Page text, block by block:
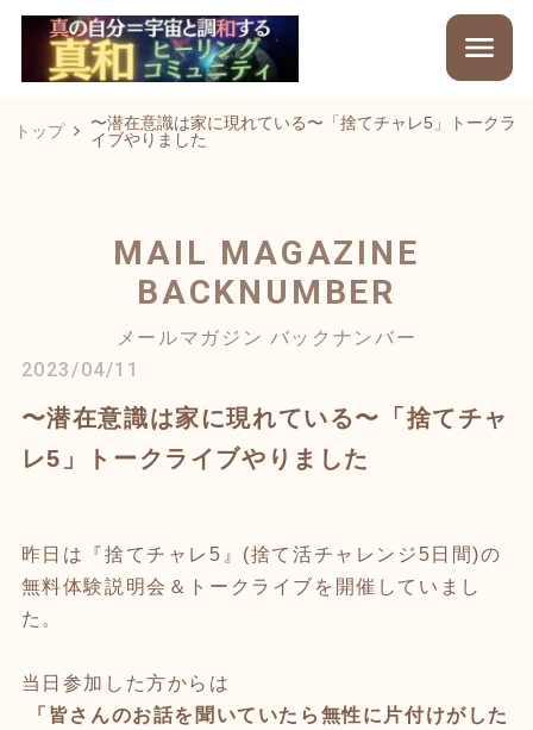
トップ
〜潜在意識は家に現れている〜「捨てチャレ5」トークラ
イブやりました
MAIL MAGAZINE
BACKNUMBER
メールマガジン バックナンバー
2023/04/11
〜潜在意識は家に現れている〜「捨てチャ
レ5」トークライブやりました
昨日は『捨てチャレ5』(捨て活チャレンジ5日間)の
無料体験説明会＆トークライブを開催していまし
た。
当日参加した方からは
「皆さんのお話を聞いていたら無性に片付けがした